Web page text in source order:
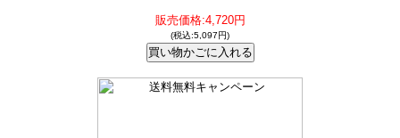
販売価格:4,720円
(税込:5,097円)